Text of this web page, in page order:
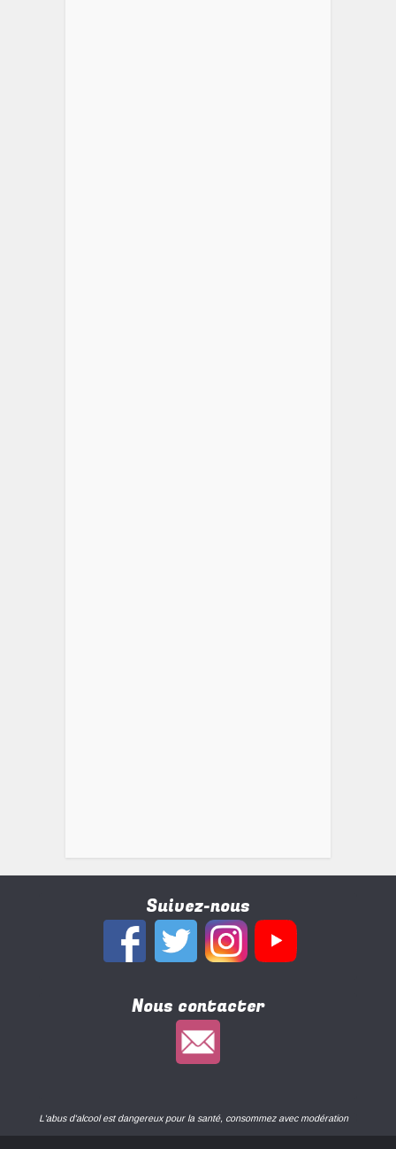
Suivez-nous
Nous contacter
L'abus d'alcool est dangereux pour la santé, consommez avec modération